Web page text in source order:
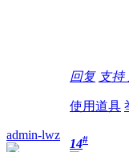
回复 支持
使用道具
admin-lwz
14#